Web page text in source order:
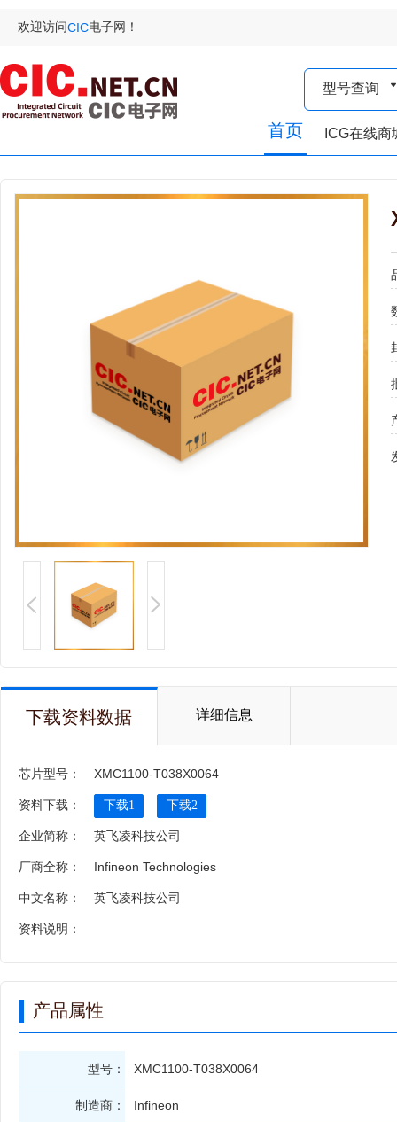
欢迎访问CIC电子网！
型号查询
首页 ICG在线商
下载资料数据 详细信息
芯片型号： XMC1100-T038X0064
资料下载： 下载1 下载2
企业简称： 英飞凌科技公司
厂商全称： Infineon Technologies
中文名称： 英飞凌科技公司
资料说明：
产品属性
型号：
制造商：
XMC1100-T038X0064
Infineon